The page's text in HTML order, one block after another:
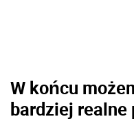
W końcu
bardziej realne